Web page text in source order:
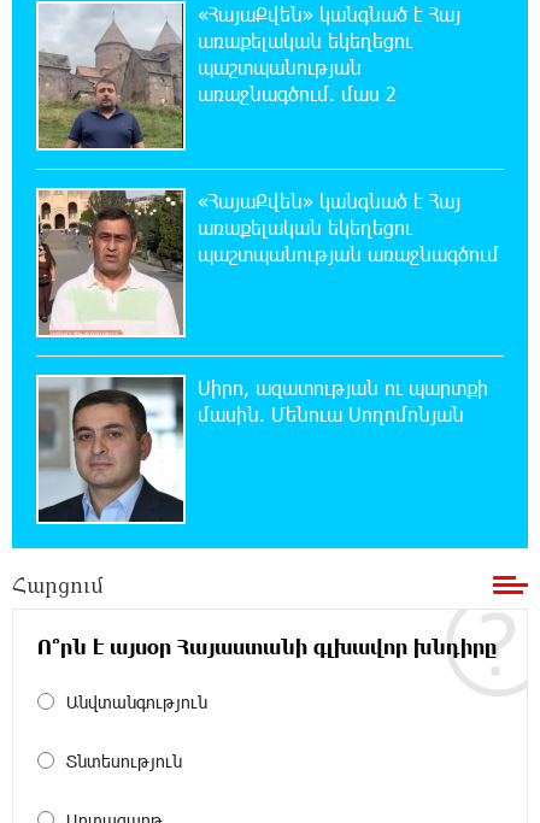
20:39:24 7-08-2026
ԼՀԿ-ն պահանջում է դադարեցնել Գարեգին
Բ-ի և եպիսկոպոսների դեմ քրեական
հետապնդումը
Սարյան փողոցի բնակարաններից մեկում
պայթյունի հետևանքով 55-ամյա
տղամարդը այրվածքներով տեղափոխվել է
«Այրվածքաբանության ազգային կենտրոն»
Սլովակիայի արևելքում արտակարգ
դրություն է հայտարարվել շոգի ալիքների
պատճառով
19:53:41 7-08-2026
Երթևեկության կազմակերպման
19:35:21 7-08-2026
Հայաստանի հավաքականի նախկին
մարզիչը կգլխավորի Ղազախստանի
ԱԱԾ-ն զեկույց է ներկայացրել
«ՀայաՔվեն» կանգնած է Հայ
առաքելական եկեղեցու
պաշտպանության
առաջնագծում. մաս 2
«ՀայաՔվեն» կանգնած է Հայ
առաքելական եկեղեցու
պաշտպանության առաջնագծում
Սիրո, ազատության ու պարտքի
մասին. Մենուա Սողոմոնյան
Հարցում
Ո՞րն է այսօր Հայաստանի գլխավոր խնդիրը
Անվտանգություն
Տնտեսություն